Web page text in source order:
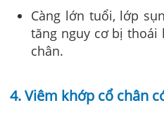
Càng lớn tuổi, lớp
tăng nguy cơ bị thoái
chân.
4. Viêm khớp cổ chân